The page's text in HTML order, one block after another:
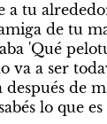
a tu
de tu
'Qué
va a ser
después de
lo que es